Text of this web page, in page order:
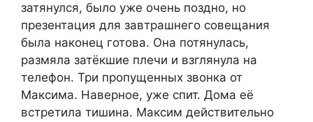
затянулся, было уже очень поздно, но
презентация для завтрашнего совещания
была наконец готова. Она потянулась,
размяла затёкшие плечи и взглянула на
телефон. Три пропущенных звонка от
Максима. Наверное, уже спит. Дома её
встретила тишина. Максим действительно